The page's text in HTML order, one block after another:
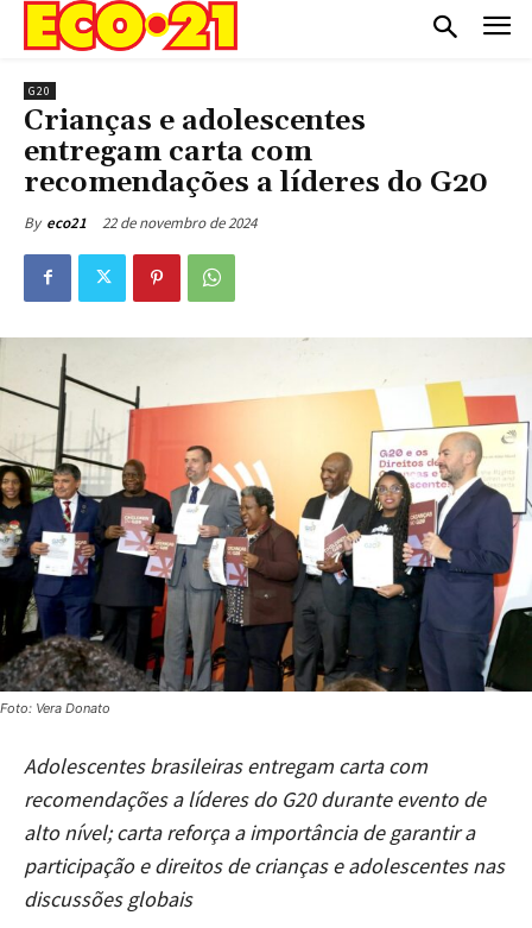
G20
Crianças e adolescentes
entregam carta com
recomendações a líderes do G20
By eco21 22 de novembro de 2024
Foto: Vera Donato
Adolescentes brasileiras entregam carta com
recomendações a líderes do G20 durante evento de
alto nível; carta reforça a importância de garantir a
participação e direitos de crianças e adolescentes nas
discussões globais